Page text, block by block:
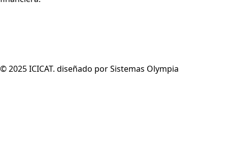
© 2025 ICICAT. diseñado por Sistemas Olympia